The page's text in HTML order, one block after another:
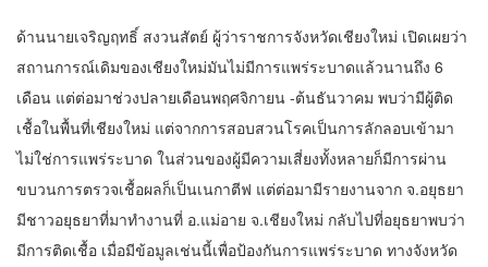
ด้านนายเจริญฤทธิ์ สงวนสัตย์ ผู้ว่าราชการจังหวัดเชียงใหม่ เปิดเผยว่า
สถานการณ์เดิมของเชียงใหม่มันไม่มีการแพร่ระบาดแล้วนานถึง 6
เดือน แต่ต่อมาช่วงปลายเดือนพฤศจิกายน -ต้นธันวาคม พบว่ามีผู้ติด
เชื้อในพื้นที่เชียงใหม่ แต่จากการสอบสวนโรคเป็นการลักลอบเข้ามา
ไม่ใช่การแพร่ระบาด ในส่วนของผู้มีความเสี่ยงทั้งหลายก็มีการผ่าน
ขบวนการตรวจเชื้อผลก็เป็นเนกาตีฟ แต่ต่อมามีรายงานจาก จ.อยุธยา
มีชาวอยุธยาที่มาทำงานที่ อ.แม่อาย จ.เชียงใหม่ กลับไปที่อยุธยาพบว่า
มีการติดเชื้อ เมื่อมีข้อมูลเช่นนี้เพื่อป้องกันการแพร่ระบาด ทางจังหวัด